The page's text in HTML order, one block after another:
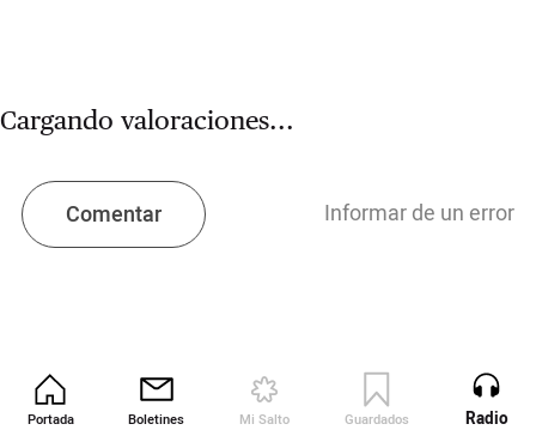
Portada Boletines Mi Salto Guardados Revista
Cargando valoraciones...
Comentar Informar de un error
Radio